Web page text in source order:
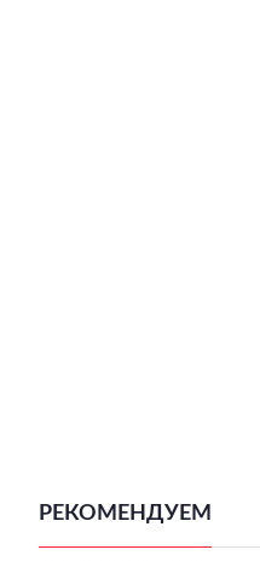
РЕКОМЕНДУЕМ